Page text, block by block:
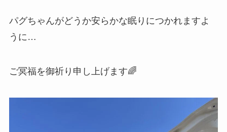
パグちゃんがどうか安らかな眠りにつかれますよ
うに…
ご冥福を御祈り申し上げます🌈